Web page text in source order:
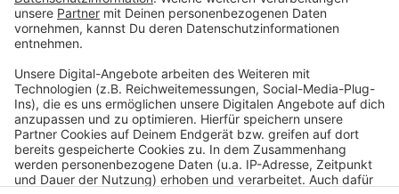
Akzeptieren
Anzeige
Anzeige